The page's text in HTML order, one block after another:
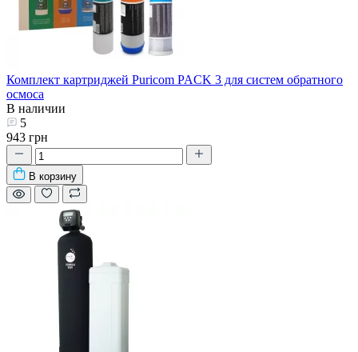
Комплект картриджей Puricom PACK 3 для систем обратного
осмоса
В наличии
5
943 грн
В корзину